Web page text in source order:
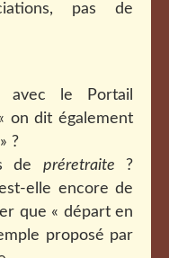
pas de
avec le Portail
on dit également
» ?
de préretraite ?
elle encore de
que « départ en
proposé par